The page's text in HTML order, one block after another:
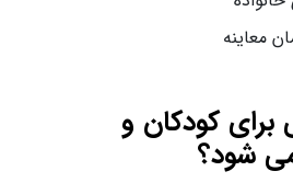
معاینه
برای کودکان و
شود؟